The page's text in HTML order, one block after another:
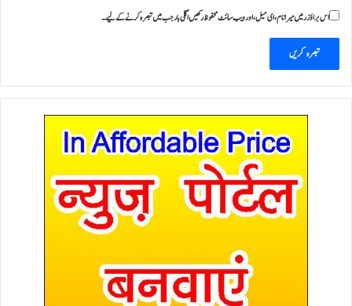
اس براؤزر میں میرا نام، ای میل، اور ویب سائٹ محفوظ رکھیں اگلی بار جب میں تبصرہ کرنے کےلیے۔